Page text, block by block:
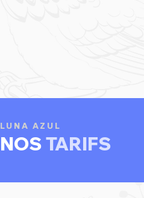
LUNA AZUL
NOSTARIFS